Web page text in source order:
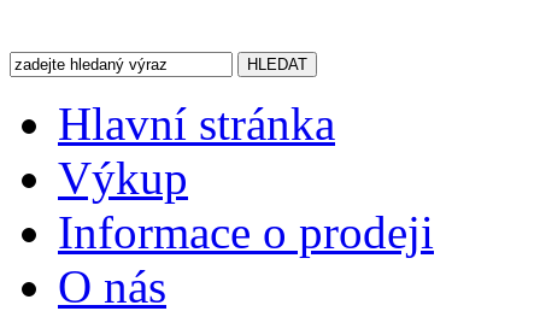
Hlavní stránka
Výkup
Informace o prodeji
O nás